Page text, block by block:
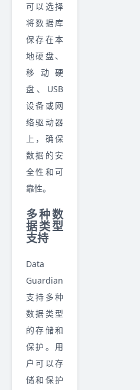
可以选择
将数据库
保存在本
地硬盘、
移动硬
盘、USB
设备或网
络驱动器
上，确保
数据的安
全性和可
靠性。
多种数
据类型
支持
Data
Guardian
支持多种
数据类型
的存储和
保护。用
户可以存
储和保护